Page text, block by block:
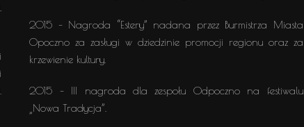
2015 – Nagroda “Estery” nadana przez Burmistrza Miasta
Opoczno za zasługi w dziedzinie promocji regionu oraz za
krzewienie kultury.
2015 – III nagroda dla zespołu Odpoczno na festiwalu
„Nowa Tradycja”.